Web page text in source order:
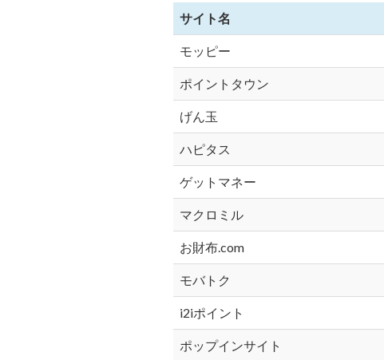
サイト名
モッピー
ポイントタウン
げん玉
ハピタス
ゲットマネー
マクロミル
お財布.com
モバトク
i2iポイント
ポップインサイト